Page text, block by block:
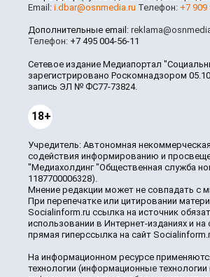
Email: i.dbar@osnmedia.ru Телефон: +7 909
Дополнительные email:
Телефон: +7 495 004-56-11
Сетевое издание Медиапортал
зарегистрировано Роскомнадзором
запись ЭЛ № ФС77-73824.
18+
Учредитель: Автономная
содействия информированию и
"Медиахолдинг "Общественная служба
1187700006328).
Мнение редакции может не совпадать с
При перепечатке или цитировании
Socialinform.ru ссылка на источник
использовании в Интернет-изданиях и на
прямая гиперссылка на сайт
На информационном ресурсе
технологии (информационные